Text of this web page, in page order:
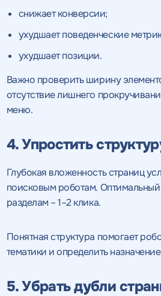
снижает конверсии;
ухудшает поведенческие
ухудшает позиции.
Важно проверить ширину
отсутствие лишнего
меню.
4. Упростить
Глубокая вложенность страниц
поисковым роботам.
разделам – 1–2 клика.
Понятная структура помогает
тематики и определить
5. Убрать дубли